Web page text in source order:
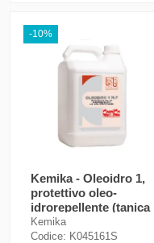
-10%
Kemika - Oleoidro 1,
protettivo oleo-
idrorepellente (tanica
da 5 lt)
Kemika
Codice: K045161S